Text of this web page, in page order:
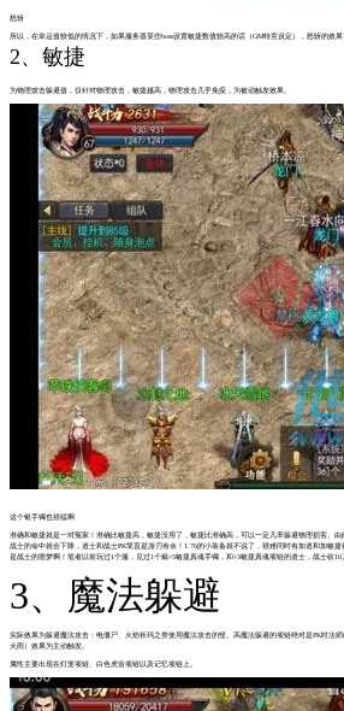
怒斩
所以，在幸运值较低的情况下，如果服务器某些boss设置敏捷数值较高的话（GM特意设定），怒斩的效果
2、敏捷
为物理攻击躲避值，仅针对物理攻击，敏捷越高，物理攻击几乎免疫，为被动触发效果。
这个银手镯也很猛啊
准确和敏捷就是一对冤家！准确比敏捷高，敏捷没用了，敏捷比准确高，可以一定几率躲避物理损害。由
战士的命中就会下降，道士和战士PK简直是游刃有余！1.76的小装备就不说了，很难同时有加道和加敏
是战士的噩梦啊！笔者以前玩过1个服，见过1个戴+5敏捷真魂手镯，和+3敏捷真魂项链的道士，战士砍10
3、魔法躲避
实际效果为躲避魔法攻击：电僵尸、火焰袄玛之类使用魔法攻击的怪。高魔法躲避的项链绝对是PK时法
火雨）效果为主动触发。
属性主要出现在灯笼项链、白色虎齿项链以及记忆项链上。